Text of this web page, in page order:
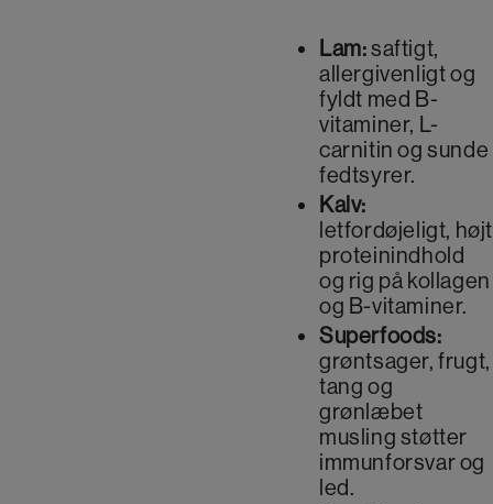
Lam:saftigt,
allergivenligt og
fyldt med B-
vitaminer, L-
carnitin og sunde
fedtsyrer.
Kalv:
letfordøjeligt, højt
proteinindhold
og rig på kollagen
og B-vitaminer.
Superfoods:
grøntsager, frugt,
tang og
grønlæbet
musling støtter
immunforsvar og
led.